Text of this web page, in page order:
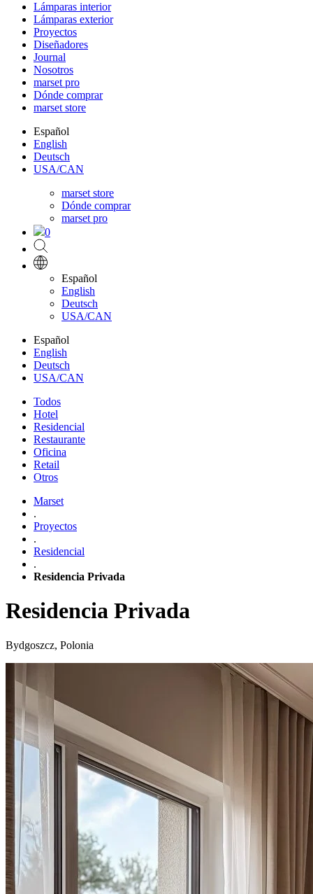
Lámparas interior
Lámparas exterior
Proyectos
Diseñadores
Journal
Nosotros
marset pro
Dónde comprar
marset store
Español
English
Deutsch
USA/CAN
marset store
Dónde comprar
marset pro
0
Español
English
Deutsch
USA/CAN
Español
English
Deutsch
USA/CAN
Todos
Hotel
Residencial
Restaurante
Oficina
Retail
Otros
Marset
.
Proyectos
.
Residencial
.
Residencia Privada
Residencia Privada
Bydgoszcz, Polonia